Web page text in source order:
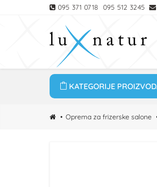
095 371 0718 095 512 3245
KATEGORIJE
Oprema za frizerske salone